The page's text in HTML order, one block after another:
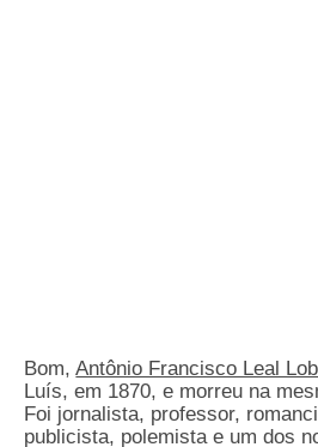
Bom,Antônio Francisco Leal
Luís, em 1870, e morreu na
Foi jornalista, professor,
publicista, polemista e um dos